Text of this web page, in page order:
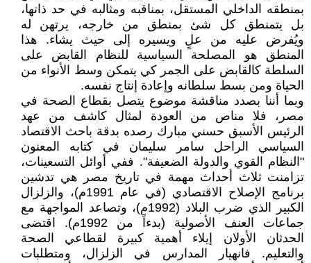
بمنطقه الداخلي المستقل، بمناقبه ومثالبه في حد ذاتها،
بل يتمنطق كل شئ بمنطق من خارجه، يرتهن له
ويُفرض عليه من علٍ ويسيره إلى حيث يشاء. هذا
المنطق هو المصلحة السياسية للنظام القابض على
السلطة كالقابض على الجمر كي يتمكن وسط الأنواء من
الحياة ومن بسط سلطانه وإعادة إنتاج نفسه.
وبما أننا بصدد مناقشة موضوع يتصل بقطاع الصحة في
مصر، فلا مناص من العودة لمثال كاشف من عهد
الرئيس الأسبق حسني مبارك رصده بدقة باحث الاقتصاد
السياسي الراحل سامر سليمان في كتابه المعنون
"النظام القوي والدولة الضعيفة". ففي أوائل التسعينات،
تزامنت ثلاث أحداث مهمة في تاريخ مصر هي تدشين
برنامج الإصلاح الاقتصادي (في عام 1991م)، والزلزال
الكبير الذي ضرب البلاد (1992م)، وتصاعد المواجهة مع
جماعات العنف الأصولية (بدءاً من 1992م). اقتضى
الحدثان الأولان إيلاء أهمية كبيرة لقطاعي الصحة
والتعليم. فانهيار المدارس في الزلزال، ومتطلبات